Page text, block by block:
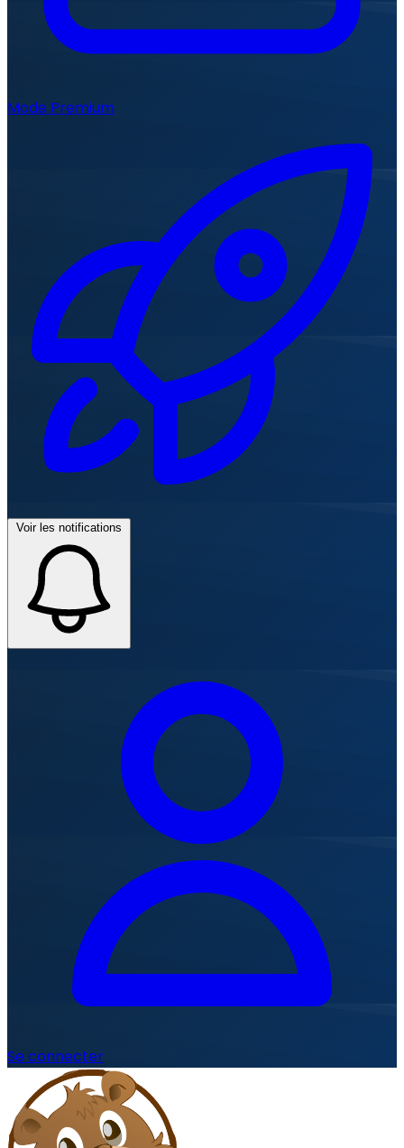
Mode Premium
Voir les notifications
Se connecter